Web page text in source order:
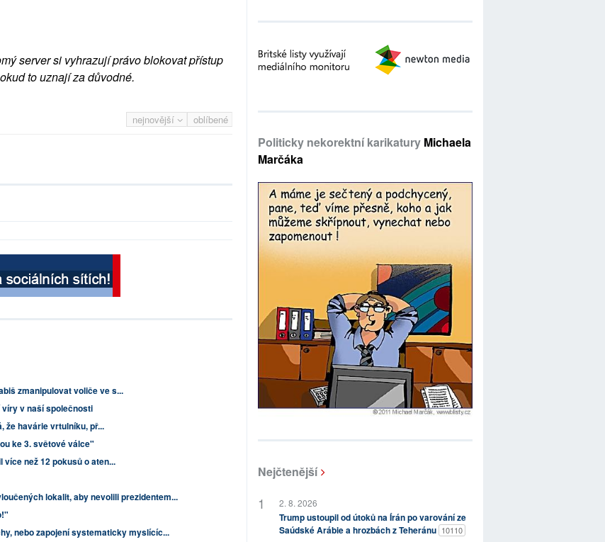
server si vyhrazují právo blokovat přístup
to uznají za důvodné.
nejnovější oblíbené
zmanipulovat voliče ve s...
v naší společnosti
že havárie vrtulníku, př...
ke 3. světové válce"
než 12 pokusů o aten...
lokalit, aby nevolili prezidentem...
nebo zapojení systematicky myslícíc...
Politicky nekorektní karikatury Michaela
Marčáka
Nejčtenější
2. 8. 2026
Trump ustoupil od útoků na Írán po varování ze
Saúdské Arábie a hrozbách z Teheránu 10110